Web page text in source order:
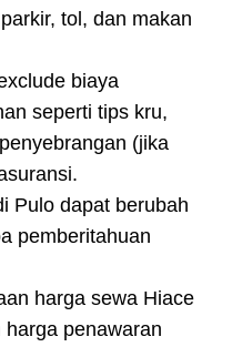
tol, dan makan
biaya
seperti tips kru,
(jika
Pulo dapat berubah
pemberitahuan
harga sewa Hiace
penawaran